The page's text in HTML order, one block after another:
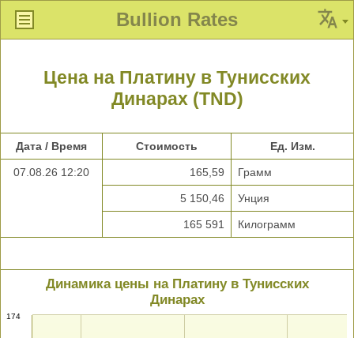
Bullion Rates
Цена на Платину в Тунисских
Динарах (TND)
Дата / Время Стоимость Ед. Изм.
07.08.26 12:20 165,59 Грамм
5 150,46 Унция
165 591 Килограмм
Динамика цены на Платину в Тунисских
Динарах
174